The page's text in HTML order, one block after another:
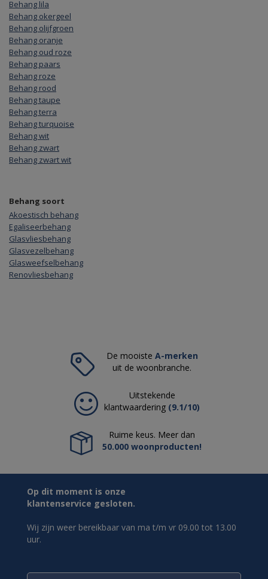
Behang lila
Behang okergeel
Behang olijfgroen
Behang oranje
Behang oud roze
Behang paars
Behang roze
Behang rood
Behang taupe
Behang terra
Behang turquoise
Behang wit
Behang zwart
Behang zwart wit
Behang soort
Akoestisch behang
Egaliseerbehang
Glasvliesbehang
Glasvezelbehang
Glasweefselbehang
Renovliesbehang
De mooiste A-merken
uit de woonbranche.
Uitstekende
klantwaardering (9.1/10)
Ruime keus. Meer dan
50.000 woonproducten!
Op dit moment is onze
klantenservice gesloten.
Wij zijn weer bereikbaar van ma t/m vr 09.00 tot 13.00
uur.